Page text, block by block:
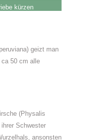
kürzen
geizt man
50 cm alle
(Physalis
Schwester
ansonsten